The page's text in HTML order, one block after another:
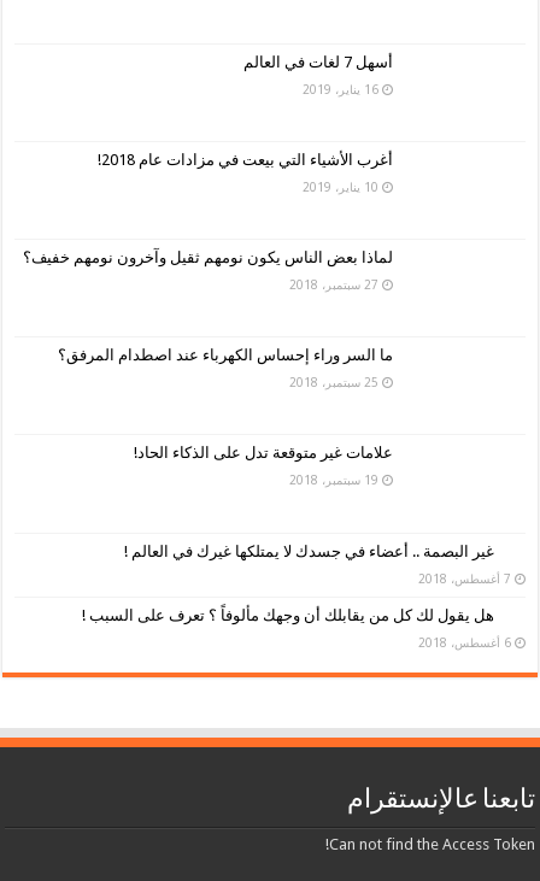
أسهل 7 لغات في العالم
16 يناير، 2019
أغرب الأشياء التي بيعت في مزادات عام 2018!
10 يناير، 2019
لماذا بعض الناس يكون نومهم ثقيل وآخرون نومهم خفيف؟
27 سبتمبر، 2018
ما السر وراء إحساس الكهرباء عند اصطدام المرفق؟
25 سبتمبر، 2018
علامات غير متوقعة تدل على الذكاء الحاد!
19 سبتمبر، 2018
غير البصمة .. أعضاء في جسدك لا يمتلكها غيرك في العالم !
7 أغسطس، 2018
هل يقول لك كل من يقابلك أن وجهك مألوفاً ؟ تعرف على السبب !
6 أغسطس، 2018
تابعنا عالإنستقرام
Can not find the Access Token!